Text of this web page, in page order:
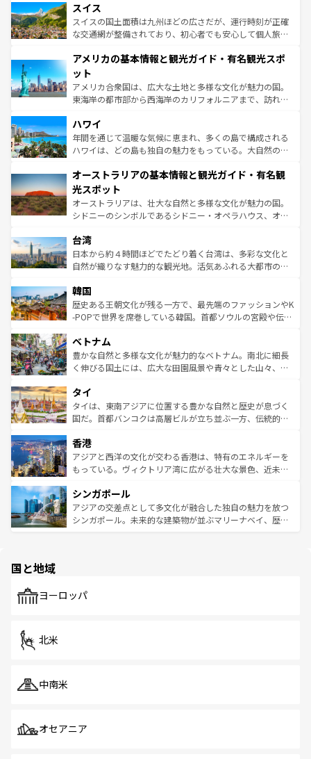
れる地方に足を運ぶとそれぞれで全く異なる文化を体験で
きるだろう。 なお、新着のフランス情報はコンテンツ一覧
を参照してほしい。
は、お酒好きな人にはぜひ体験してほしい。 なお、新着の
ドイツ情報はコンテンツ一覧を参照してほしい。
リアごとに異なる魅力がある。また、優雅なアフタヌーン
ティー、ビール好きにはたまらない英国パブ、サッカー観
戦など、本場だからこそできる体験も豊富。イギリスを旅
ンツ一覧を参照してほしい。
スイス
スイスの国土面積は九州ほどの広さだが、運行時刻が正確
な交通網が整備されており、初心者でも安心して個人旅行
の建物がそのまま残る町や、スイスならではのユニークな
博物館もあり、アルプス観光だけでなく町歩きも満喫する
ことができる。国民の所得が高いため物価も高いが、旅行
者向けの交通パス提供のサービスもあり、うまく活用すれ
着のスイス情報は
アメリカの基本情報と観光ガイド・有名観光スポ
ット
アメリカ合衆国は、広大な土地と多様な文化が魅力の国。
東海岸の都市部から西海岸のカリフォルニアまで、訪れる
のような巨大都市は、観光、ショッピング、エンターテイ
ンメントが詰まった刺激的なスポットだ。一方、アメリカ
西部には大自然が広がり、グランドキャニオンやイエロー
部のニューオーリンズでは、音楽と美食が融合した独特の
文化が魅力。旅行者はアメリカの各地域で異なる魅力を楽
しみながら、その多様性と豊かな歴史を感じることができ
るだろう。車でのロードトリップや列車の旅も、アメリカ
情報は
ハワイ
年間を通じて温暖な気候に恵まれ、多くの島で構成される
ハワイは、どの島も独自の魅力をもっている。大自然の神
ワイ島は見逃せない。また、定番の観光地といえばオアフ
島だが、静かな自然を求めるならマウイ島やカウアイ島が
おすすめ。エメラルドグリーンに輝く海をはじめ、豊かな
文化や歴史が息づいている。「アロハスピリット」と呼ば
人々、おいしいローカルフードやハワイアンミュージッ
ク、伝統的なフラダンスなど、すべてがハワイの魅力を彩
っている。訪れるたびに新しい発見と感動が待っているハ
はコンテンツ一覧
オーストラリアの基本情報と観光ガイド・有名観
光スポット
オーストラリアは、壮大な自然と多様な文化が魅力の国。
シドニーのシンボルであるシドニー・オペラハウス、オー
リアリーフや大陸中央部にそびえるウルル（エアーズロッ
ク）、タスマニアの美しい原生林やケアンズの熱帯雨林な
ど、見どころがたくさん。また、カフェやワイン、オージ
いる。アクティビティも充実しており、サーフィンやダイ
ビング、ハイキングなど、アウトドア好きにはたまらな
い。オーストラリアの多彩な魅力を存分に味わいつくそ
参照してほしい。
台湾
日本から約４時間ほどでたどり着く台湾は、多彩な文化と
自然が織りなす魅力的な観光地。活気あふれる大都市の台
ン）、静ひつな山岳地帯である台湾東部など、都市の喧騒
と山間の静けさが共存しており、訪れる人に新しい発見と
驚きをもたらしてくれる。また、奥深い台湾の食文化も魅
容にもいいと評判のスイーツなど、バラエティ豊かな料理
が味わえる。 なお、新着の台湾情報は コンテンツ一覧を参
照してほしい。
韓国
歴史ある王朝文化が残る一方で、最先端のファッションやK
-POPで世界を席巻している韓国。首都ソウルの宮殿や伝統
き、地方に足を延ばせば四季折々の自然美を楽しむことが
できる。そして、キムチや焼肉、絶品のストリートフード
まで、さまざまな韓国料理が待っている。夜には、韓国な
リティに包まれながら、韓国の多彩な魅力を心ゆくまで味
わってみてほしい。 なお、新着の韓国情報はコンテンツ一
覧を参照してほしい。
ベトナム
豊かな自然と多様な文化が魅力的なベトナム。南北に細長
く伸びる国土には、広大な田園風景や青々とした山々、世
急速な発展と共に伝統が息づく。ハノイの古い町並みやホ
ーチミン市のフランス統治時代の建物も、独特の雰囲気を
醸し出している。また、バラエティの豊かさとおいしさで
とつ。フォーやバインミー、ベトナムコーヒーなどは、ぜ
ひ現地で味わいたい。どの地域を訪れてもあたたかい人々
が旅行者を迎えてくれるので、きっと忘れられない旅にな
参照してほしい。
タイ
タイは、東南アジアに位置する豊かな自然と歴史が息づく
国だ。首都バンコクは高層ビルが立ち並ぶ一方、伝統的な
の活気が交差している。北部ではチェンマイなどの山岳地
帯で自然と触れ合い、南部ではプーケットやクラビの美し
いビーチでリゾート気分を楽しむことができる。タイ料理
激する。気候は一年中温暖で、どの季節にも異なる楽しみ
が待っている。親しみやすいタイの人々、仏教を中心とし
た文化、そして多様な観光資源が、訪れる旅人を魅了し続
香港
アジアと西洋の文化が交わる香港は、特有のエネルギーを
もっている。ヴィクトリア湾に広がる壮大な景色、近未来
み、どこを訪れても感動するはず。観光スポットが密集し
ており、効率よく見どころを回れるのも魅力。息をのむよ
うな絶景から文化的な体験まで、香港を存分に楽しみ尽く
シンガポール
アジアの交差点として多文化が融合した独自の魅力を放つ
シンガポール。未来的な建築物が並ぶマリーナベイ、歴史
で、ホーカーズは地元の風情を楽しめる外せないスポット
国と地域
ヨーロッパ
北米
中南米
オセアニア